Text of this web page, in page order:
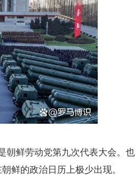
朝鲜劳动党第九次代表大会。也
鲜的政治日历上极少出现。